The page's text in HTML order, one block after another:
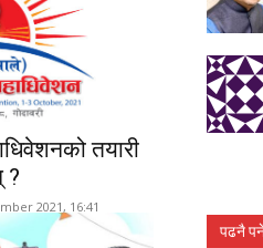
तयारी
?
2021, 16:41
पढनै